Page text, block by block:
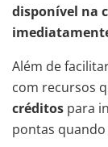
disponível na
Além de
com recursos
créditos para
pontas